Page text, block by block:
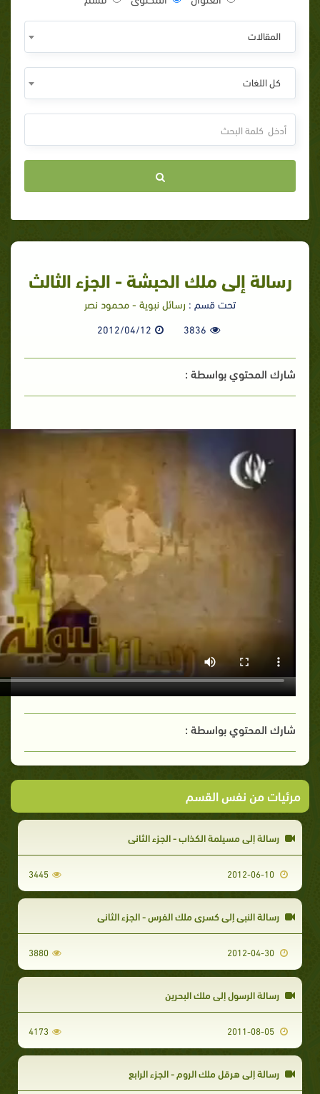
المقالات
كل اللغات
رسالة إلى ملك الحبشة - الجزء الثالث
تحت قسم : رسائل نبوية - محمود نصر
3836
2012/04/12
شارك المحتوي بواسطة :
شارك المحتوي بواسطة :
مرئيات من نفس القسم
رسالة إلى مسيلمة الكذاب - الجزء الثاني
3445
رسالة النبي إلى كسرى ملك الفرس - الجزء الثاني
3880
رسالة الرسول إلى ملك البحرين
4173
رسالة إلى هرقل ملك الروم - الجزء الرابع